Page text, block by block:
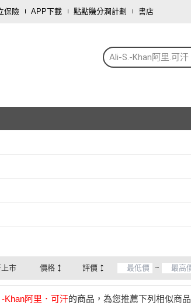
保險 APP下載 點點賺分潤計劃 書店
Ali-S.-Khan阿里.可汗
市 價格 評價 ~
Khan阿里．可汗的商品，為您推薦下列相似商品